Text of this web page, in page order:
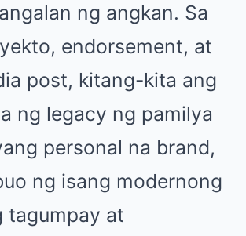
ng angkan. Sa
endorsement, at
post, kitang-kita ang
ng legacy ng pamilya
personal na brand,
ng isang modernong
tagumpay at